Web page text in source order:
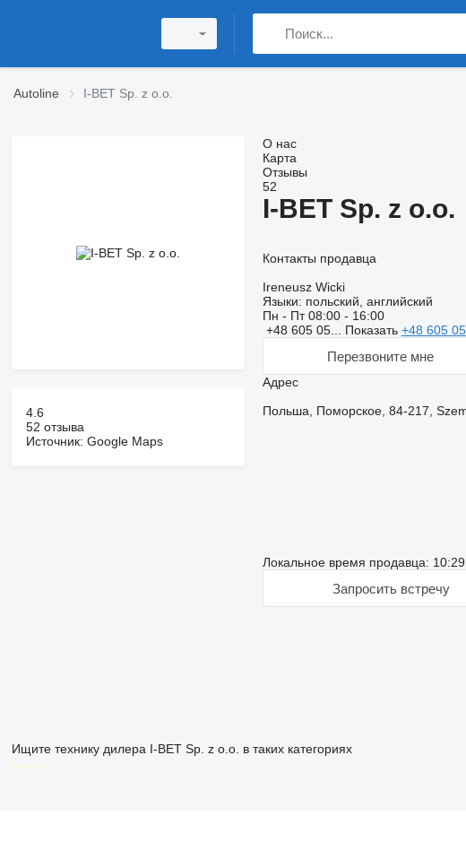
Autoline I-BET Sp. z o.o.
4.6
52 отзыва
Источник: Google Maps
О нас
Карта
Отзывы
52
I-BET Sp. z o.o.
Контакты продавца
Ireneusz Wicki
Языки: польский, английский
Пн - Пт08:00 - 16:00
+48 605 05... Показать +48 605
Перезвоните мне
Адрес
Польша, Поморское, 84-217,
Локальное время продавца:
Запросить встречу
Ищите технику дилера I-BET Sp. z o.o. в таких категориях
disallow-in-dsa